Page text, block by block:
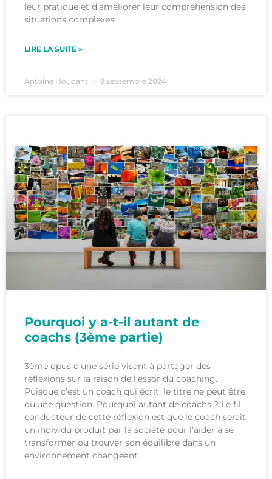
leur pratique et d’améliorer leur compréhension des
situations complexes.
LIRE LA SUITE »
Antoine Houdant 9 septembre 2024
Pourquoi y a-t-il autant de
coachs (3ème partie)
3ème opus d’une série visant à partager des
réflexions sur la raison de l’essor du coaching.
Puisque c’est un coach qui écrit, le titre ne peut être
qu’une question. Pourquoi autant de coachs ? Le fil
conducteur de cette réflexion est que le coach serait
un individu produit par la société pour l’aider à se
transformer ou trouver son équilibre dans un
environnement changeant.